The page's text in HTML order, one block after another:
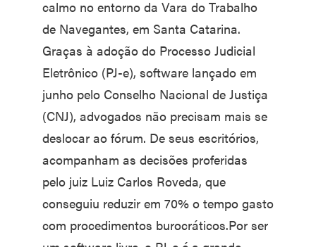
calmo no entorno da Vara do Trabalho
de Navegantes, em Santa Catarina.
Graças à adoção do Processo Judicial
Eletrônico (PJ-e), software lançado em
junho pelo Conselho Nacional de Justiça
(CNJ), advogados não precisam mais se
deslocar ao fórum. De seus escritórios,
acompanham as decisões proferidas
pelo juiz Luiz Carlos Roveda, que
conseguiu reduzir em 70% o tempo gasto
com procedimentos burocráticos.Por ser